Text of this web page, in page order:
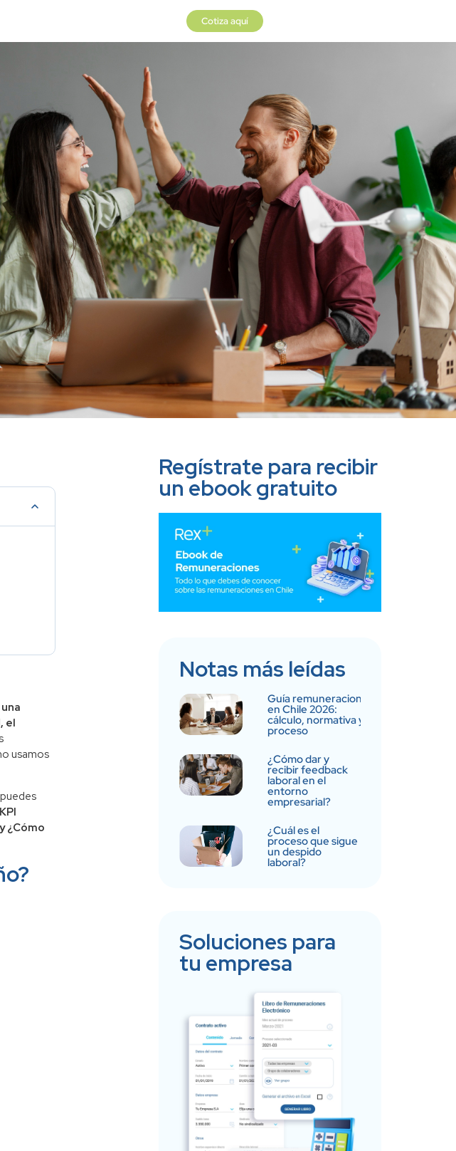
Cotiza aquí
el
usamos
¿Cómo
Regístrate para recibir
un ebook gratuito
Notas más leídas
Guía remuneraciones
en Chile 2026:
cálculo, normativa y
proceso
¿Cómo dar y
recibir feedback
laboral en el
entorno
empresarial?
¿Cuál es el
proceso que sigue
un despido
laboral?
Soluciones para
tu empresa